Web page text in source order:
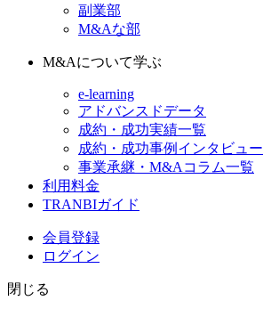
副業部
M&Aな部
M&Aについて学ぶ
e-learning
アドバンスドデータ
成約・成功実績一覧
成約・成功事例インタビュー
事業承継・M&Aコラム一覧
利用料金
TRANBIガイド
会員登録
ログイン
閉じる